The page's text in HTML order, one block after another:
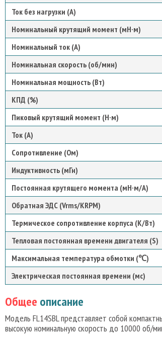
Ток без нагрузки (А)
Номинальный крутящий момент (мН·м)
Номинальный ток (A)
Номинальная скорость (об/мин)
Номинальная мощность (Вт)
КПД (%)
Пиковый крутящий момент (Н·м)
Ток (А)
Сопротивление (Ом)
Индуктивность (мГн)
Постоянная крутящего момента (мН·м/А)
Обратная ЭДС (Vrms/KRPM)
Термическое сопротивление корпуса (К/Вт)
Тепловая постоянная времени двигателя (S)
Максимальная температура обмотки (℃)
Электрическая постоянная времени (мс)
Общее описание
Модель FL14SBL представляет собой
высокую номинальную скорость до 10000 об/